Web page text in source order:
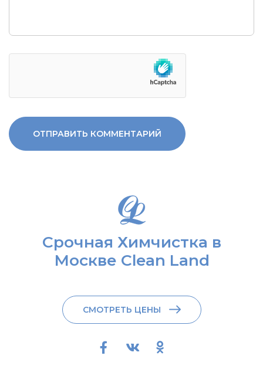
Срочная Химчистка в
Москве Clean Land
СМОТРЕТЬ ЦЕНЫ